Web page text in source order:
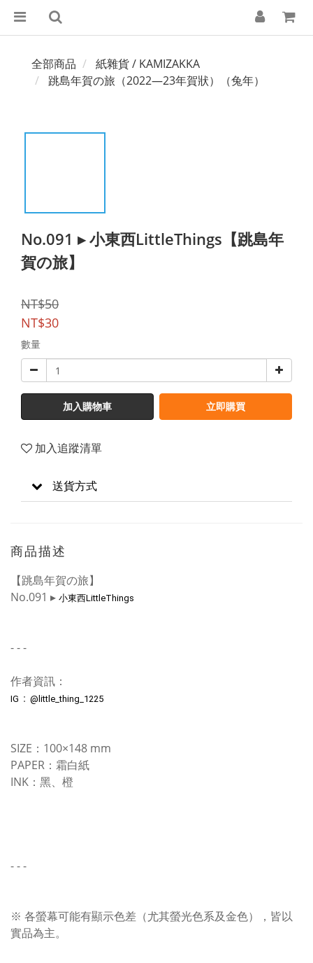
全部商品
紙雜貨 / KAMIZAKKA
跳島年賀の旅（2022—23年賀狀）（兔年）
No.091 ▸ 小東西LittleThings【跳島年
賀の旅】
NT$50
NT$30
數量
加入購物車 立即購買
加入追蹤清單
送貨方式
商品描述
【跳島年賀の旅】
No.091 ▸ 小東西LittleThings
- - -
作者資訊：
IG ： @little_thing_1225
SIZE：100×148 mm
PAPER：霜白紙
INK：黑、橙
- - -
※ 各螢幕可能有顯示色差（尤其螢光色系及金色），皆以
實品為主。